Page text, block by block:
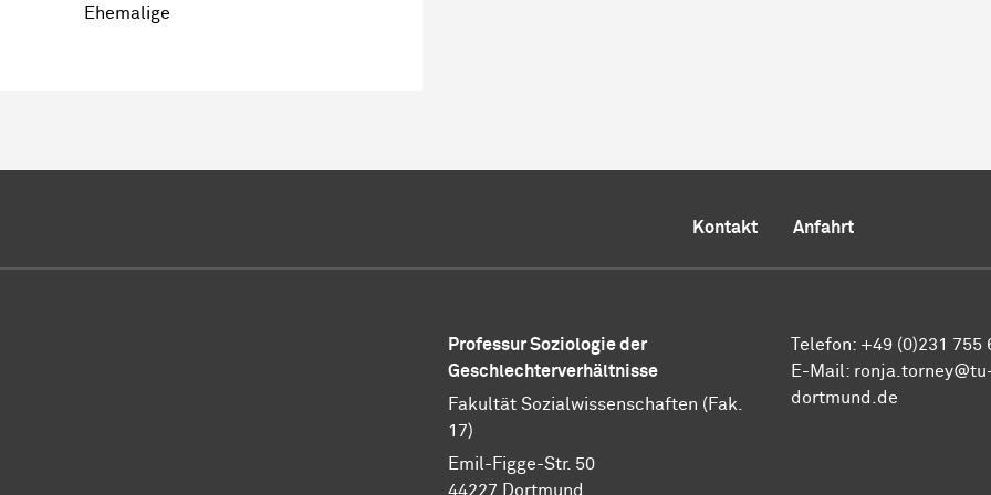
Ehemalige
Kontakt Anfahrt
Professur Soziologie der
Geschlechter­verhältnisse
Fakultät Sozialwissenschaften (Fak.
17)
Emil-Figge-Str. 50
44227 Dort­mund
Telefon: +49 (0)231 755
E-Mail:
dortmund.de